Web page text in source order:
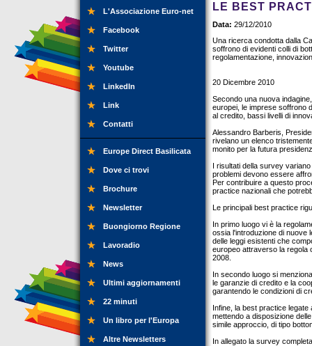
L'Associazione Euro-net
Facebook
Twitter
Youtube
LinkedIn
Link
Contatti
Europe Direct Basilicata
Dove ci trovi
Brochure
Newsletter
Buongiorno Regione
Lavoradio
News
Ultimi aggiornamenti
22 minuti
Un libro per l'Europa
Altre Newsletters
LE BEST
Data: 29/12/2010
Una ricerca condotta dalla
soffrono di evidenti colli di
regolamentazione,
20 Dicembre 2010
Secondo una nuova
europei, le imprese soffrono
al credito, bassi livelli di
Alessandro Barberis,
rivelano un elenco
monito per la futura
I risultati della survey
problemi devono essere
Per contribuire a questo
practice nazionali che
Le principali best practice
In primo luogo vi è la
ossia l'introduzione di nuove
delle leggi esistenti che
europeo attraverso la regola
2008.
In secondo luogo si
le garanzie di credito e la
garantendo le condizioni di
Infine, la best practice
mettendo a disposizione
simile approccio, di tipo
In allegato la survey